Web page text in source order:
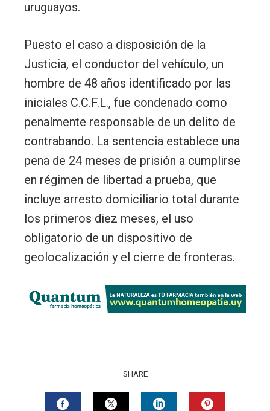
uruguayos.
Puesto el caso a disposición de la
Justicia, el conductor del vehículo, un
hombre de 48 años identificado por las
iniciales C.C.F.L., fue condenado como
penalmente responsable de un delito de
contrabando. La sentencia establece una
pena de 24 meses de prisión a cumplirse
en régimen de libertad a prueba, que
incluye arresto domiciliario total durante
los primeros diez meses, el uso
obligatorio de un dispositivo de
geolocalización y el cierre de fronteras.
SHARE